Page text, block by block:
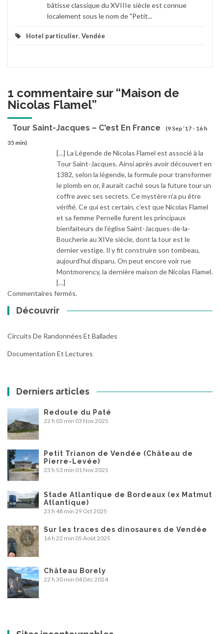
bâtisse classique du XVIIIe siècle est connue
localement sous le nom de "Petit...
Hotel particulier, Vendée
1 commentaire sur “Maison de
Nicolas Flamel”
Tour Saint-Jacques – C'est En France
(9 Sep ’17 - 16 h
35 min)
[…] La Légende de Nicolas Flamel est associé à la
Tour Saint-Jacques. Ainsi après avoir découvert en
1382, selon la légende, la formule pour transformer
le plomb en or, il aurait caché sous la future tour un
coffre avec ses secrets. Ce mystère n’a pu être
vérifié. Ce qui est certain, c’est que Nicolas Flamel
et sa femme Pernelle furent les principaux
bienfaiteurs de l’église Saint-Jacques-de-la-
Boucherie au XIVe siècle, dont la tour est le
dernier vestige. Il y fit construire son tombeau,
aujourd’hui disparu. On peut encore voir rue
Montmorency, la dernière maison de Nicolas Flamel.
[…]
Commentaires fermés.
Découvrir
Circuits De Randonnées Et Ballades
Documentation Et Lectures
Derniers articles
Redoute du Paté
22 h 03 min 03 Nov 2025
Petit Trianon de Vendée (Château de
Pierre-Levée)
23 h 53 min 01 Nov 2025
Stade Atlantique de Bordeaux (ex Matmut
Atlantique)
23 h 48 min 29 Oct 2025
Sur les traces des dinosaures de Vendée
16 h 22 min 05 Août 2025
Château Borely
22 h 30 min 04 Déc 2024